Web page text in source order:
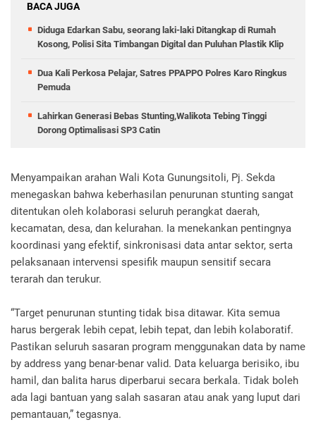
BACA JUGA
Diduga Edarkan Sabu, seorang laki-laki Ditangkap di Rumah
Kosong, Polisi Sita Timbangan Digital dan Puluhan Plastik Klip
Dua Kali Perkosa Pelajar, Satres PPAPPO Polres Karo Ringkus
Pemuda
Lahirkan Generasi Bebas Stunting,Walikota Tebing Tinggi
Dorong Optimalisasi SP3 Catin
Menyampaikan arahan Wali Kota Gunungsitoli, Pj. Sekda
menegaskan bahwa keberhasilan penurunan stunting sangat
ditentukan oleh kolaborasi seluruh perangkat daerah,
kecamatan, desa, dan kelurahan. Ia menekankan pentingnya
koordinasi yang efektif, sinkronisasi data antar sektor, serta
pelaksanaan intervensi spesifik maupun sensitif secara
terarah dan terukur.
“Target penurunan stunting tidak bisa ditawar. Kita semua
harus bergerak lebih cepat, lebih tepat, dan lebih kolaboratif.
Pastikan seluruh sasaran program menggunakan data by name
by address yang benar-benar valid. Data keluarga berisiko, ibu
hamil, dan balita harus diperbarui secara berkala. Tidak boleh
ada lagi bantuan yang salah sasaran atau anak yang luput dari
pemantauan,” tegasnya.